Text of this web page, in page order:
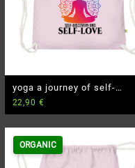
yoga a journey of self-
discovery and self-love –
22,90 €
ORGANIC